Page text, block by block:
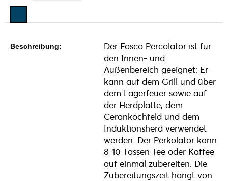
Beschreibung:
Der Fosco Percolator ist für
den Innen- und
Außenbereich geeignet: Er
kann auf dem Grill und über
dem Lagerfeuer sowie auf
der Herdplatte, dem
Cerankochfeld und dem
Induktionsherd verwendet
werden. Der Perkolator kann
8-10 Tassen Tee oder Kaffee
auf einmal zubereiten. Die
Zubereitungszeit hängt von